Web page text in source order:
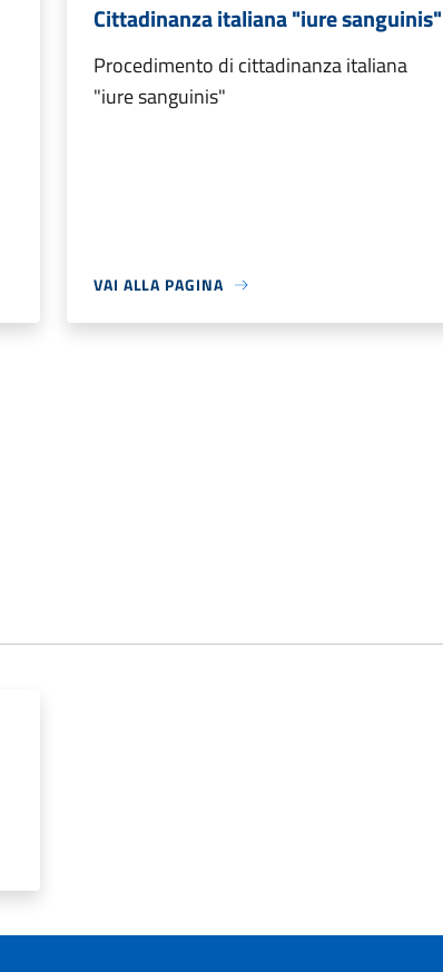
Cittadinanza italiana "iure sanguinis"
Procedimento di cittadinanza italiana
"iure sanguinis"
VAI ALLA PAGINA